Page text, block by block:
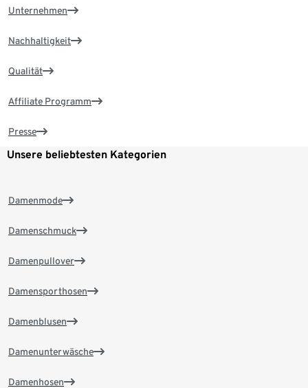
Unternehmen
Nachhaltigkeit
Qualität
Affiliate Programm
Presse
Unsere beliebtesten Kategorien
Damenmode
Damenschmuck
Damenpullover
Damensporthosen
Damenblusen
Damenunterwäsche
Damenhosen